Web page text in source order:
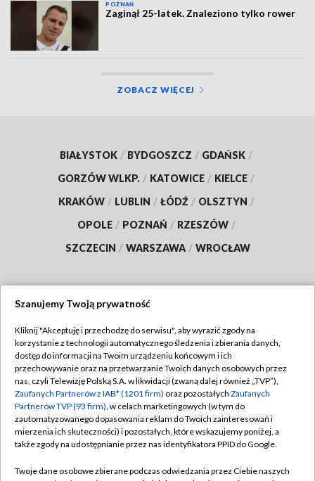
POZNAŃ
Zaginął 25-latek. Znaleziono tylko rower
ZOBACZ WIĘCEJ
BIAŁYSTOK / BYDGOSZCZ / GDAŃSK /
GORZÓW WLKP. / KATOWICE / KIELCE /
KRAKÓW / LUBLIN / ŁÓDŹ / OLSZTYN /
OPOLE / POZNAŃ / RZESZÓW /
SZCZECIN / WARSZAWA / WROCŁAW
TVP
Abonament TVP
Emisja w TVP
Centrum informacji TVP
Naziemna Telewizja Cyfrowa
Regulamin TVP
Polityka prywatności
Moje zgody
Pomoc
Szanujemy Twoją prywatność
Kliknij "Akceptuję i przechodzę do serwisu", aby wyrazić zgody na
korzystanie z technologii automatycznego śledzenia i zbierania danych,
dostęp do informacji na Twoim urządzeniu końcowym i ich
przechowywanie oraz na przetwarzanie Twoich danych osobowych przez
nas, czyli Telewizję Polską S.A. w likwidacji (zwaną dalej również „TVP”),
Zaufanych Partnerów z IAB* (1201 firm) oraz pozostałych Zaufanych
Partnerów TVP (93 firm), w celach marketingowych (w tym do
zautomatyzowanego dopasowania reklam do Twoich zainteresowań i
mierzenia ich skuteczności) i pozostałych, które wskazujemy poniżej, a
także zgody na udostępnianie przez nas identyfikatora PPID do Google.
Twoje dane osobowe zbierane podczas odwiedzania przez Ciebie naszych